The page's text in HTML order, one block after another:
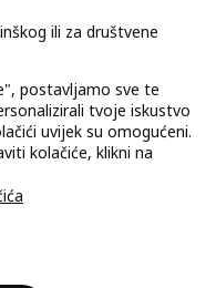
ili za društvene
postavljamo sve te
tvoje iskustvo
uvijek su omogućeni.
kolačiće, klikni na